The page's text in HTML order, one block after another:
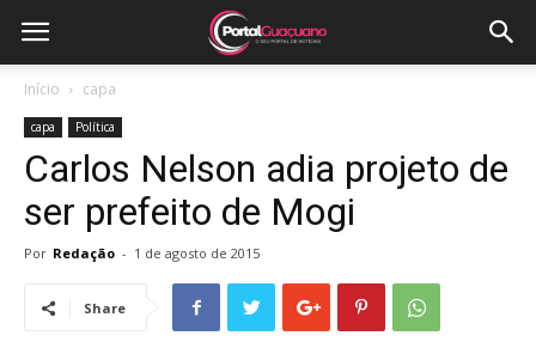
Início capa
capa Política
Carlos Nelson adia projeto de
ser prefeito de Mogi
Por Redação - 1 de agosto de 2015
Share